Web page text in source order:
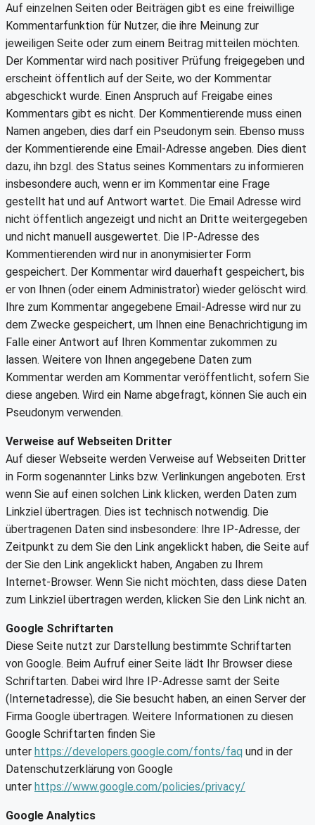
Auf einzelnen Seiten oder Beiträgen gibt es eine freiwillige
Kommentarfunktion für Nutzer, die ihre Meinung zur
jeweiligen Seite oder zum einem Beitrag mitteilen möchten.
Der Kommentar wird nach positiver Prüfung freigegeben und
erscheint öffentlich auf der Seite, wo der Kommentar
abgeschickt wurde. Einen Anspruch auf Freigabe eines
Kommentars gibt es nicht. Der Kommentierende muss einen
Namen angeben, dies darf ein Pseudonym sein. Ebenso muss
der Kommentierende eine Email-Adresse angeben. Dies dient
dazu, ihn bzgl. des Status seines Kommentars zu informieren
insbesondere auch, wenn er im Kommentar eine Frage
gestellt hat und auf Antwort wartet. Die Email Adresse wird
nicht öffentlich angezeigt und nicht an Dritte weitergegeben
und nicht manuell ausgewertet. Die IP-Adresse des
Kommentierenden wird nur in anonymisierter Form
gespeichert. Der Kommentar wird dauerhaft gespeichert, bis
er von Ihnen (oder einem Administrator) wieder gelöscht wird.
Ihre zum Kommentar angegebene Email-Adresse wird nur zu
dem Zwecke gespeichert, um Ihnen eine Benachrichtigung im
Falle einer Antwort auf Ihren Kommentar zukommen zu
lassen. Weitere von Ihnen angegebene Daten zum
Kommentar werden am Kommentar veröffentlicht, sofern Sie
diese angeben. Wird ein Name abgefragt, können Sie auch ein
Pseudonym verwenden.
Verweise auf Webseiten Dritter
Auf dieser Webseite werden Verweise auf Webseiten Dritter
in Form sogenannter Links bzw. Verlinkungen angeboten. Erst
wenn Sie auf einen solchen Link klicken, werden Daten zum
Linkziel übertragen. Dies ist technisch notwendig. Die
übertragenen Daten sind insbesondere: Ihre IP-Adresse, der
Zeitpunkt zu dem Sie den Link angeklickt haben, die Seite auf
der Sie den Link angeklickt haben, Angaben zu Ihrem
Internet-Browser. Wenn Sie nicht möchten, dass diese Daten
zum Linkziel übertragen werden, klicken Sie den Link nicht an.
Google Schriftarten
Diese Seite nutzt zur Darstellung bestimmte Schriftarten
von Google. Beim Aufruf einer Seite lädt Ihr Browser diese
Schriftarten. Dabei wird Ihre IP-Adresse samt der Seite
(Internetadresse), die Sie besucht haben, an einen Server der
Firma Google übertragen. Weitere Informationen zu diesen
Google Schriftarten finden Sie
unter https://developers.google.com/fonts/faq und in der
Datenschutzerklärung von Google
unter https://www.google.com/policies/privacy/
Google Analytics